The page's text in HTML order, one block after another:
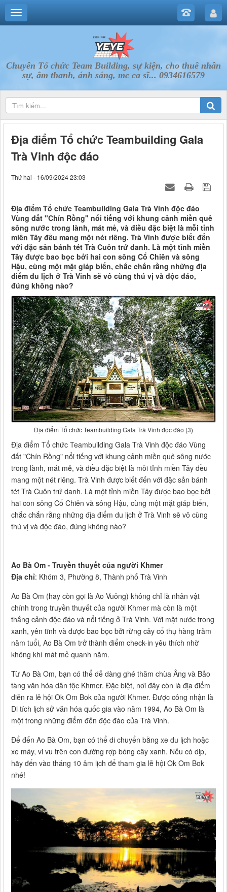
Chuyên Tổ chức Team Building, sự kiện, cho thuê nhân
sự, âm thanh, ánh sáng, mc ca sĩ... 0934616579
Địa điểm Tổ chức Teambuilding Gala
Trà Vinh độc đáo
Thứ hai - 16/09/2024 23:03
Địa điểm Tổ chức Teambuilding Gala Trà Vinh độc đáo
Vùng đất "Chín Rồng" nổi tiếng với khung cảnh miền quê
sông nước trong lành, mát mẻ, và điều đặc biệt là mỗi tỉnh
miền Tây đều mang một nét riêng. Trà Vinh được biết đến
với đặc sản bánh tét Trà Cuôn trứ danh. Là một tỉnh miền
Tây được bao bọc bởi hai con sông Cổ Chiên và sông
Hậu, cùng một mặt giáp biển, chắc chắn rằng những địa
điểm du lịch ở Trà Vinh sẽ vô cùng thú vị và độc đáo,
đúng không nào?
Địa điểm Tổ chức Teambuilding Gala Trà Vinh độc đáo (3)
Địa điểm Tổ chức Teambuilding Gala Trà Vinh độc đáo Vùng
đất "Chín Rồng" nổi tiếng với khung cảnh miền quê sông nước
trong lành, mát mẻ, và điều đặc biệt là mỗi tỉnh miền Tây đều
mang một nét riêng. Trà Vinh được biết đến với đặc sản bánh
tét Trà Cuôn trứ danh. Là một tỉnh miền Tây được bao bọc bởi
hai con sông Cổ Chiên và sông Hậu, cùng một mặt giáp biển,
chắc chắn rằng những địa điểm du lịch ở Trà Vinh sẽ vô cùng
thú vị và độc đáo, đúng không nào?
Ao Bà Om - Truyền thuyết của người Khmer
Địa chỉ: Khóm 3, Phường 8, Thành phố Trà Vinh
Ao Bà Om (hay còn gọi là Ao Vuông) không chỉ là nhân vật
chính trong truyền thuyết của người Khmer mà còn là một
thắng cảnh độc đáo và nổi tiếng ở Trà Vinh. Với mặt nước trong
xanh, yên tĩnh và được bao bọc bởi rừng cây cổ thụ hàng trăm
năm tuổi, Ao Bà Om trở thành điểm check-in yêu thích nhờ
không khí mát mẻ quanh năm.
Từ Ao Bà Om, bạn có thể dễ dàng ghé thăm chùa Âng và Bảo
tàng văn hóa dân tộc Khmer. Đặc biệt, nơi đây còn là địa điểm
diễn ra lễ hội Ok Om Bok của người Khmer. Được công nhận là
Di tích lịch sử văn hóa quốc gia vào năm 1994, Ao Bà Om là
một trong những điểm đến độc đáo của Trà Vinh.
Để đến Ao Bà Om, bạn có thể di chuyển bằng xe du lịch hoặc
xe máy, vi vu trên con đường rợp bóng cây xanh. Nếu có dịp,
hãy đến vào tháng 10 âm lịch để tham gia lễ hội Ok Om Bok
nhé!